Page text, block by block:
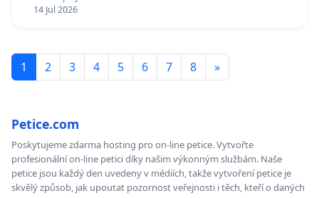
14 Jul 2026
1 2 3 4 5 6 7 8 »
Petice.com
Poskytujeme zdarma hosting pro on-line petice. Vytvořte
profesionální on-line petici díky našim výkonným službám. Naše
petice jsou každý den uvedeny v médiích, takže vytvoření petice je
skvělý způsob, jak upoutat pozornost veřejnosti i těch, kteří o daných